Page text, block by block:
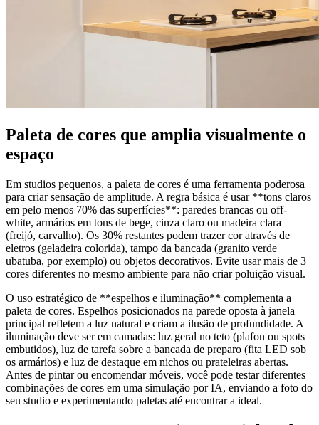
Paleta de cores que amplia visualmente o
espaço
Em studios pequenos, a paleta de cores é uma ferramenta poderosa
para criar sensação de amplitude. A regra básica é usar **tons claros
em pelo menos 70% das superfícies**: paredes brancas ou off-
white, armários em tons de bege, cinza claro ou madeira clara
(freijó, carvalho). Os 30% restantes podem trazer cor através de
eletros (geladeira colorida), tampo da bancada (granito verde
ubatuba, por exemplo) ou objetos decorativos. Evite usar mais de 3
cores diferentes no mesmo ambiente para não criar poluição visual.
O uso estratégico de **espelhos e iluminação** complementa a
paleta de cores. Espelhos posicionados na parede oposta à janela
principal refletem a luz natural e criam a ilusão de profundidade. A
iluminação deve ser em camadas: luz geral no teto (plafon ou spots
embutidos), luz de tarefa sobre a bancada de preparo (fita LED sob
os armários) e luz de destaque em nichos ou prateleiras abertas.
Antes de pintar ou encomendar móveis, você pode testar diferentes
combinações de cores em uma simulação por IA, enviando a foto do
seu studio e experimentando paletas até encontrar a ideal.